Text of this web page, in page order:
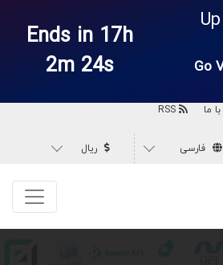
Go
Ends in 17h
2m 24s
ما
فارسی ریال